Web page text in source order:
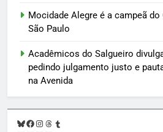
Mocidade Alegre é a campeã do
São Paulo
Acadêmicos do Salgueiro
pedindo julgamento justo e
na Avenida
Bluesky
Facebook
Instagram
Threads